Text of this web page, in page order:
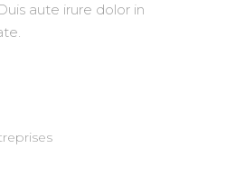
aute irure dolor in